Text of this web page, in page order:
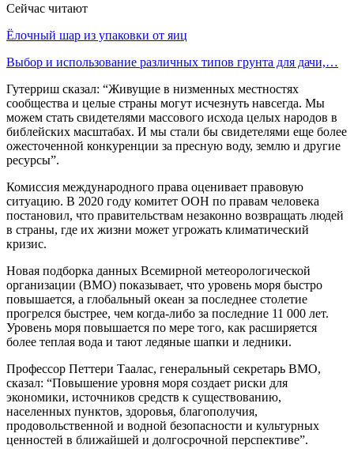
Сейчас читают
Ёлочный шар из упаковки от яиц
Выбор и использование различных типов грунта для дачи,…
Гутерриш сказал: “Живущие в низменных местностях
сообщества и целые страны могут исчезнуть навсегда. Мы
можем стать свидетелями массового исхода целых народов в
библейских масштабах. И мы стали бы свидетелями еще более
ожесточенной конкуренции за пресную воду, землю и другие
ресурсы”.
Комиссия международного права оценивает правовую
ситуацию. В 2020 году комитет ООН по правам человека
постановил, что правительствам незаконно возвращать людей
в страны, где их жизни может угрожать климатический
кризис.
Новая подборка данных Всемирной метеорологической
организации (ВМО) показывает, что уровень моря быстро
повышается, а глобальный океан за последнее столетие
прогрелся быстрее, чем когда-либо за последние 11 000 лет.
Уровень моря повышается по мере того, как расширяется
более теплая вода и тают ледяные шапки и ледники.
Профессор Петтери Таалас, генеральный секретарь ВМО,
сказал: “Повышение уровня моря создает риски для
экономики, источников средств к существованию,
населенных пунктов, здоровья, благополучия,
продовольственной и водной безопасности и культурных
ценностей в ближайшей и долгосрочной перспективе”.